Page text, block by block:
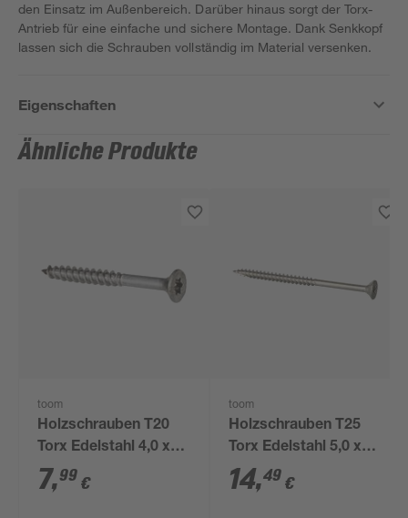
den Einsatz im Außenbereich. Darüber hinaus sorgt der Torx-
Antrieb für eine einfache und sichere Montage. Dank Senkkopf
lassen sich die Schrauben vollständig im Material versenken.
Eigenschaften
Ähnliche Produkte
toom
Holzschrauben T20
Torx Edelstahl 4,0 x
40 mm 50 Stück
7,99 €
toom
Holzschrauben T25
Torx Edelstahl 5,0 x
80 mm 25 Stück
14,49 €